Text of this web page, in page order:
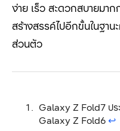
ง่าย เร็ว สะดวกสบายมาก
สร้างสรรค์ไปอีกขั้นในฐา
ส่วนตัว
Galaxy Z Fold7 ปร
Galaxy Z Fold6↩︎